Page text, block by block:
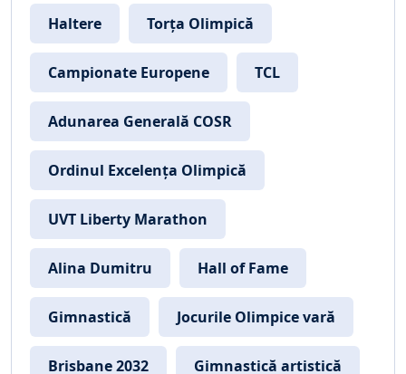
Haltere Torța Olimpică
Campionate Europene TCL
Adunarea Generală COSR
Ordinul Excelența Olimpică
UVT Liberty Marathon
Alina Dumitru Hall of Fame
Gimnastică Jocurile Olimpice vară
Brisbane 2032 Gimnastică artistică